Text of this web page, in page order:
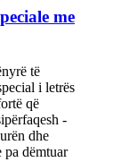
me
të
i letrës
që
-
dhe
pa dëmtuar